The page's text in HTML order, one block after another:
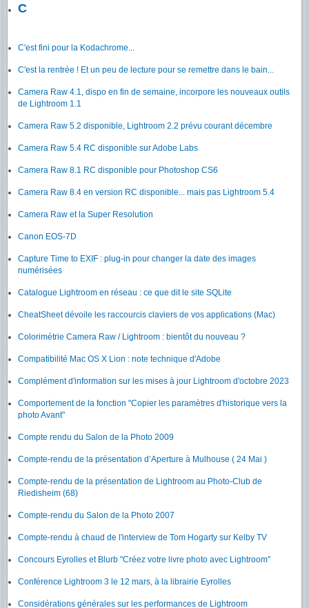
C
C'est fini pour la Kodachrome...
C'est la rentrée ! Et un peu de lecture pour se remettre dans le bain...
Camera Raw 4.1, dispo en fin de semaine, incorpore les nouveaux outils
de Lightroom 1.1
Camera Raw 5.2 disponible, Lightroom 2.2 prévu courant décembre
Camera Raw 5.4 RC disponible sur Adobe Labs
Camera Raw 8.1 RC disponible pour Photoshop CS6
Camera Raw 8.4 en version RC disponible... mais pas Lightroom 5.4
Camera Raw et la Super Resolution
Canon EOS-7D
Capture Time to EXIF : plug-in pour changer la date des images
numérisées
Catalogue Lightroom en réseau : ce que dit le site SQLite
CheatSheet dévoile les raccourcis claviers de vos applications (Mac)
Colorimétrie Camera Raw / Lightroom : bientôt du nouveau ?
Compatibilité Mac OS X Lion : note technique d'Adobe
Complément d'information sur les mises à jour Lightroom d'octobre 2023
Comportement de la fonction "Copier les paramètres d'historique vers la
photo Avant"
Compte rendu du Salon de la Photo 2009
Compte-rendu de la présentation d’Aperture à Mulhouse ( 24 Mai )
Compte-rendu de la présentation de Lightroom au Photo-Club de
Riedisheim (68)
Compte-rendu du Salon de la Photo 2007
Compte-rendu à chaud de l'interview de Tom Hogarty sur Kelby TV
Concours Eyrolles et Blurb "Créez votre livre photo avec Lightroom"
Conférence Lightroom 3 le 12 mars, à la librairie Eyrolles
Considérations générales sur les performances de Lightroom